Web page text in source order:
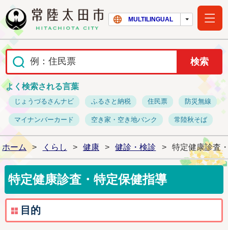
常陸太田市ホー
MULTILINGUAL
よく検索される言葉
じょうづるさんナビ ふるさと納税 住民票 防災無線
マイナンバーカード 空き家・空き地バンク 常陸秋そば
ホーム > くらし > 健康 > 健診・検診 > 特定健康診査
特定健康診査・特定保健指導
目的